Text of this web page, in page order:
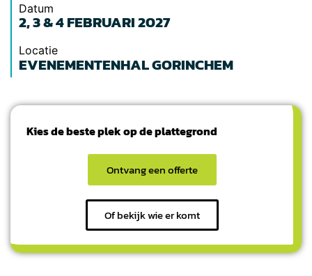
Datum
2, 3 & 4 FEBRUARI 2027
Locatie
EVENEMENTENHAL GORINCHEM
Kies de beste plek op de plattegrond
Ontvang een offerte
Of bekijk wie er komt